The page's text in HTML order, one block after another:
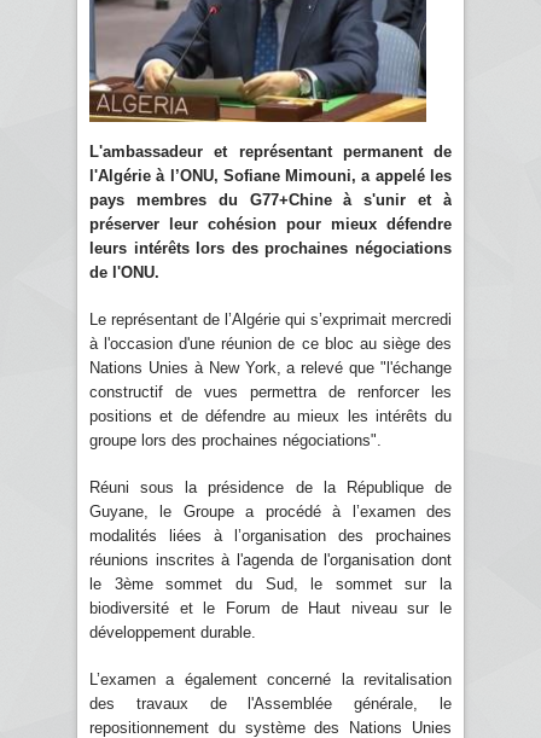
L'ambassadeur et représentant permanent de
l'Algérie à l’ONU, Sofiane Mimouni, a appelé les
pays membres du G77+Chine à s'unir et à
préserver leur cohésion pour mieux défendre
leurs intérêts lors des prochaines négociations
de l'ONU.
Le représentant de l’Algérie qui s’exprimait mercredi
à l'occasion d'une réunion de ce bloc au siège des
Nations Unies à New York, a relevé que "l'échange
constructif de vues permettra de renforcer les
positions et de défendre au mieux les intérêts du
groupe lors des prochaines négociations".
Réuni sous la présidence de la République de
Guyane, le Groupe a procédé à l’examen des
modalités liées à l’organisation des prochaines
réunions inscrites à l'agenda de l'organisation dont
le 3ème sommet du Sud, le sommet sur la
biodiversité et le Forum de Haut niveau sur le
développement durable.
L’examen a également concerné la revitalisation
des travaux de l'Assemblée générale, le
repositionnement du système des Nations Unies